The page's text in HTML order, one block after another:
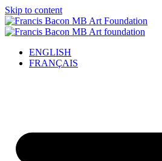
Skip to content
ENGLISH
FRANÇAIS